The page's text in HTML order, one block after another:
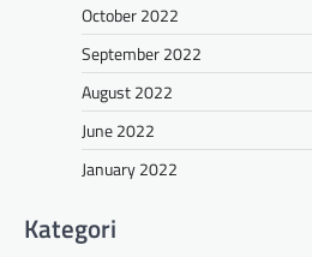
October 2022
September 2022
August 2022
June 2022
January 2022
Kategori